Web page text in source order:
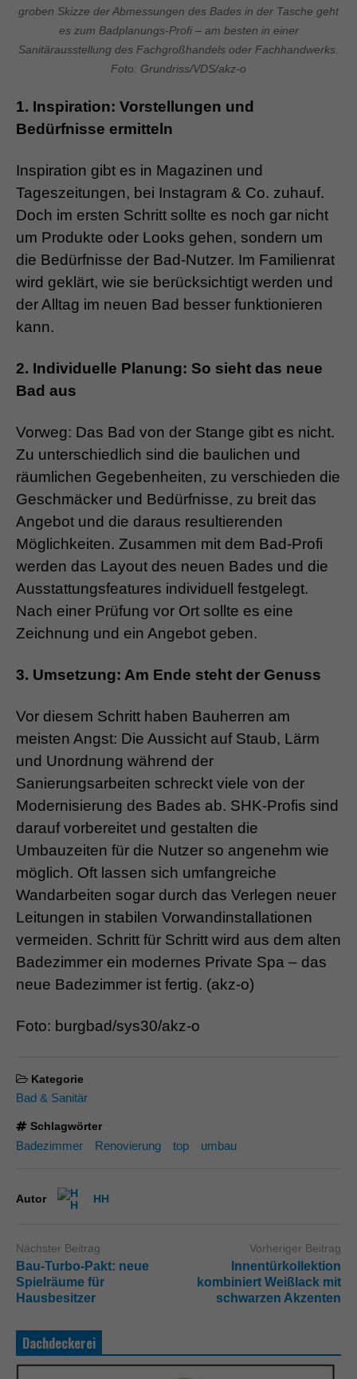
groben Skizze der Abmessungen des Bades in der Tasche geht
es zum Badplanungs-Profi – am besten in einer
Sanitärausstellung des Fachgroßhandels oder Fachhandwerks.
Foto: Grundriss/VDS/akz-o
1. Inspiration: Vorstellungen und
Bedürfnisse ermitteln
Inspiration gibt es in Magazinen und
Tageszeitungen, bei Instagram & Co. zuhauf.
Doch im ersten Schritt sollte es noch gar nicht
um Produkte oder Looks gehen, sondern um
die Bedürfnisse der Bad-Nutzer. Im Familienrat
wird geklärt, wie sie berücksichtigt werden und
der Alltag im neuen Bad besser funktionieren
kann.
2. Individuelle Planung: So sieht das neue
Bad aus
Vorweg: Das Bad von der Stange gibt es nicht.
Zu unterschiedlich sind die baulichen und
räumlichen Gegebenheiten, zu verschieden die
Geschmäcker und Bedürfnisse, zu breit das
Angebot und die daraus resultierenden
Möglichkeiten. Zusammen mit dem Bad-Profi
werden das Layout des neuen Bades und die
Ausstattungsfeatures individuell festgelegt.
Nach einer Prüfung vor Ort sollte es eine
Zeichnung und ein Angebot geben.
3. Umsetzung: Am Ende steht der Genuss
Vor diesem Schritt haben Bauherren am
meisten Angst: Die Aussicht auf Staub, Lärm
und Unordnung während der
Sanierungsarbeiten schreckt viele von der
Modernisierung des Bades ab. SHK-Profis sind
darauf vorbereitet und gestalten die
Umbauzeiten für die Nutzer so angenehm wie
möglich. Oft lassen sich umfangreiche
Wandarbeiten sogar durch das Verlegen neuer
Leitungen in stabilen Vorwandinstallationen
vermeiden. Schritt für Schritt wird aus dem alten
Badezimmer ein modernes Private Spa – das
neue Badezimmer ist fertig. (akz-o)
Foto: burgbad/sys30/akz-o
Kategorie
Bad & Sanitär
Schlagwörter
Badezimmer Renovierung top umbau
Autor HH
Nächster Beitrag
Bau-Turbo-Pakt: neue
Spielräume für
Hausbesitzer
Vorheriger Beitrag
Innentürkollektion
kombiniert Weißlack mit
schwarzen Akzenten
Dachdeckerei